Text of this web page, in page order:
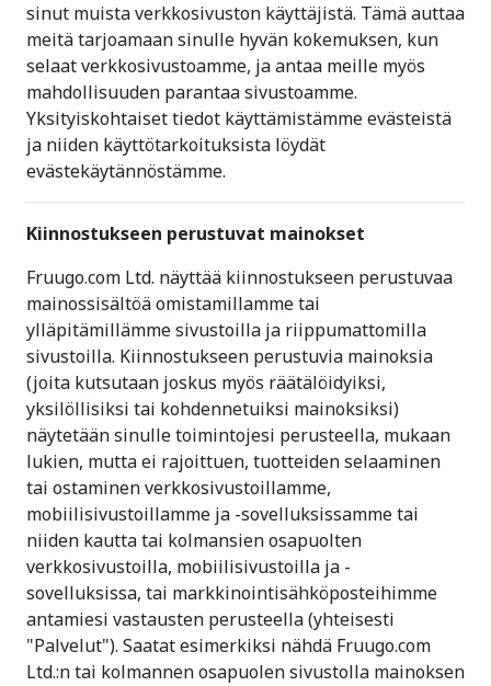
sinut muista verkkosivuston käyttäjistä. Tämä auttaa
meitä tarjoamaan sinulle hyvän kokemuksen, kun
selaat verkkosivustoamme, ja antaa meille myös
mahdollisuuden parantaa sivustoamme.
Yksityiskohtaiset tiedot käyttämistämme evästeistä
ja niiden käyttötarkoituksista löydät
evästekäytännöstämme.
Kiinnostukseen perustuvat mainokset
Fruugo.com Ltd. näyttää kiinnostukseen perustuvaa
mainossisältöä omistamillamme tai
ylläpitämillämme sivustoilla ja riippumattomilla
sivustoilla. Kiinnostukseen perustuvia mainoksia
(joita kutsutaan joskus myös räätälöidyiksi,
yksilöllisiksi tai kohdennetuiksi mainoksiksi)
näytetään sinulle toimintojesi perusteella, mukaan
lukien, mutta ei rajoittuen, tuotteiden selaaminen
tai ostaminen verkkosivustoillamme,
mobiilisivustoillamme ja -sovelluksissamme tai
niiden kautta tai kolmansien osapuolten
verkkosivustoilla, mobiilisivustoilla ja -
sovelluksissa, tai markkinointisähköposteihimme
antamiesi vastausten perusteella (yhteisesti
"Palvelut"). Saatat esimerkiksi nähdä Fruugo.com
Ltd.:n tai kolmannen osapuolen sivustolla mainoksen